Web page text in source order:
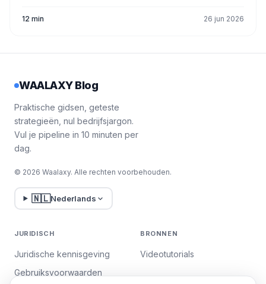
12 min 26 jun 2026
WAALAXY Blog
Praktische gidsen, geteste
strategieën, nul bedrijfsjargon.
Vul je pipeline in 10 minuten per
dag.
© 2026 Waalaxy. Alle rechten voorbehouden.
🇳🇱Nederlands
JURIDISCH
Juridische kennisgeving
Gebruiksvoorwaarden
BRONNEN
Videotutorials